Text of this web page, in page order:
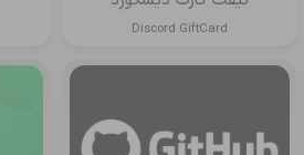
Discord GiftCard